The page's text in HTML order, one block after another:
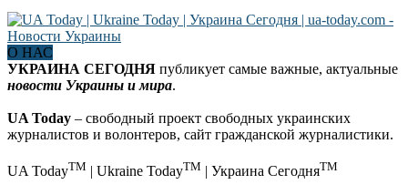
О НАС
УКРАИНА СЕГОДНЯ публикует самые важные, актуальные
новости Украины и мира.
UA Today – свободный проект свободных украинских
журналистов и волонтеров, сайт гражданской журналистики.
UA TodayTM | Ukraine TodayTM | Украина СегодняTM